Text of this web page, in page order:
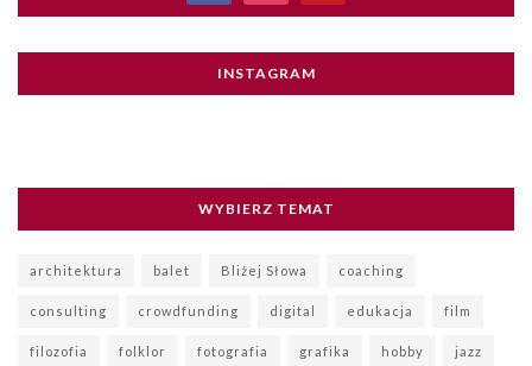
INSTAGRAM
WYBIERZ TEMAT
architektura balet Bliżej Słowa coaching
consulting crowdfunding digital edukacja film
filozofia folklor fotografia grafika hobby jazz